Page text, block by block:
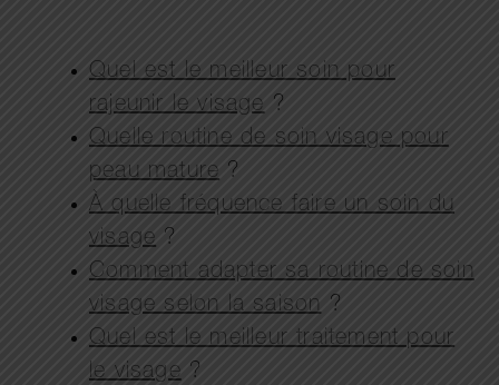
Quel est le meilleur soin pour
rajeunir le visage?
Quelle routine de soin visage pour
peau mature ?
À quelle fréquence faire un soin du
visage ?
Comment adapter sa routine de soin
visage selon la saison?
Quel est le meilleur traitement pour
le visage?